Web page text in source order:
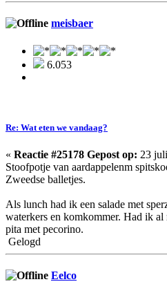
meisbaer
6.053
Re: Wat eten we vandaag?
« Reactie #25178 Gepost op: 23
Stoofpotje van aardappelenm
Zweedse balletjes.
Als lunch had ik een salade met
waterkers en komkommer. Had ik al
pita met pecorino.
Gelogd
Eelco